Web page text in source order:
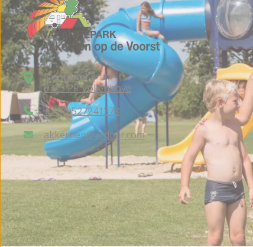
Noordwal 3
8325 PP Vollenhove
+31(0)527241378
akkertien@ardoer.com